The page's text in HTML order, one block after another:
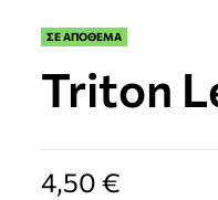
ΣΕ ΑΠΟΘΕΜΑ
Triton
4,50€